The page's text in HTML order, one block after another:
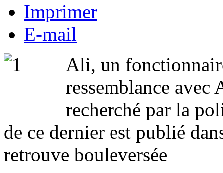
Imprimer
E-mail
Ali, un
ressemblance avec
recherché par la
de ce dernier est publié
retrouve bouleversée